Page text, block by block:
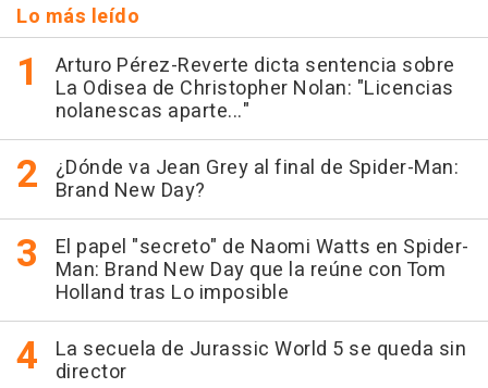
Lo más leído
Arturo Pérez-Reverte dicta sentencia sobre
La Odisea de Christopher Nolan: "Licencias
nolanescas aparte..."
¿Dónde va Jean Grey al final de Spider-Man:
Brand New Day?
El papel "secreto" de Naomi Watts en Spider-
Man: Brand New Day que la reúne con Tom
Holland tras Lo imposible
La secuela de Jurassic World 5 se queda sin
director